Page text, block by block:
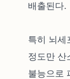
배출된다.
특히 뇌세
정도만 산
불능으로